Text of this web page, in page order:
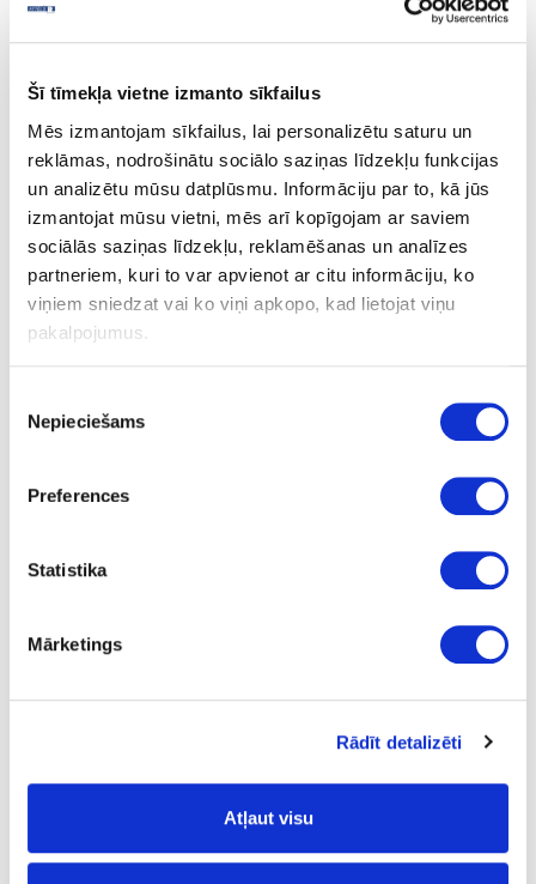
Šī tīmekļa vietne izmanto sīkfailus
Mēs izmantojam sīkfailus, lai personalizētu saturu un
reklāmas, nodrošinātu sociālo saziņas līdzekļu funkcijas
un analizētu mūsu datplūsmu. Informāciju par to, kā jūs
izmantojat mūsu vietni, mēs arī kopīgojam ar saviem
sociālās saziņas līdzekļu, reklamēšanas un analīzes
partneriem, kuri to var apvienot ar citu informāciju, ko
viņiem sniedzat vai ko viņi apkopo, kad lietojat viņu
pakalpojumus.
izvēle
Nepieciešams
Preferences
Statistika
Mārketings
Rādīt detalizēti
Atļaut visu
Polyurethane adhesive HRANIPUR 15
Adhesive KLEIBERIT PUR 501